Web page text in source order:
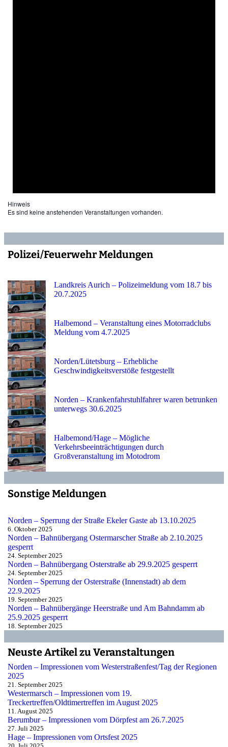
Hinweis
Es sind keine anstehenden Veranstaltungen vorhanden.
Polizei/Feuerwehr Meldungen
Landkreis Aurich – Polizeimeldung vom 18.7 bis
20.7.2025
Halbemond – Veranstaltung eines Motorradclubs
Meldung vom 4.7.2025
Norden/Lütetsburg – Erhebliche
Geschwindigkeitsverstöße festgestellt
Norden – Krankenfahrstuhlfahrer waren betrunken
unterwegs 30.6.2025
Halbemond/Hage – Mögliche
Verkehrsbeeinträchtigungen durch
Großveranstaltung im Motodrom
Sonstige Meldungen
Norden – Sperrung der Straße Ekeler Gaste ab 13.10.2025
6. Oktober 2025
Norden – Bahnübergang Ostermarscher Straße ab 2.10.2025
gesperrt
24. September 2025
Norden – Bahnübergang Osterstraße ab 29.9.2025 gesperrt
24. September 2025
Norden – Sperrung der Osterstraße (Innenstadt) ab dem
22.9.2025
19. September 2025
Norden – Bahnübergänge Heerstraße und Am Bahndamm ab
25.9.2025 gesperrt
18. September 2025
Neuste Artikel zu Veranstaltungen
Norden – Impressionen vom Westerstraßenfest/Tag der Regionen
2025
21. September 2025
Westermarsch – Impressionen vom 19.
Treckertreffen/Oldtimertreffen im August 2025
11. August 2025
Berumbur – Impressionen vom Dörpfest am 26.7.2025
27. Juli 2025
Hage – Impressionen vom Ortsfest 2025